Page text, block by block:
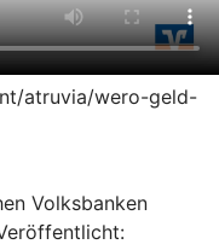
atruvia/wero-geld-
Volksbanken